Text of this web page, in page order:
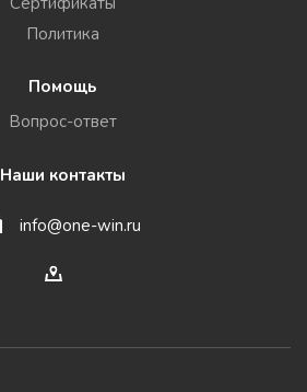
Политика
Помощь
Вопрос-ответ
Наши контакты
info@one-win.ru